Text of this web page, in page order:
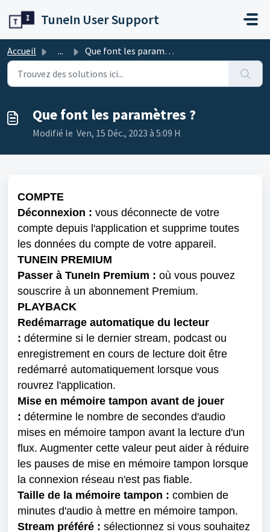
TuneIn User Support
Accueil ... Que font les paramètres ?
Que font les paramètres ?
Modifié le Ven, 15 Déc., 2023 à 5:09 H
COMPTE
Déconnexion : vous déconnecte de votre
compte depuis l'application et supprime toutes
les données du compte de votre appareil.
TUNEIN PREMIUM
Passer à TuneIn Premium : où vous pouvez
souscrire à un abonnement Premium.
PLAYBACK
Redémarrage automatique du lecteur
: détermine si le dernier stream, podcast ou
enregistrement en cours de lecture doit être
redémarré automatiquement lorsque vous
rouvrez l'application.
Mise en mémoire tampon avant de jouer
: détermine le nombre de secondes d'audio
mises en mémoire tampon avant la lecture d'un
flux. Augmenter cette valeur peut aider à réduire
les pauses de mise en mémoire tampon lorsque
la connexion réseau n'est pas fiable.
Taille de la mémoire tampon : combien de
minutes d'audio à mettre en mémoire tampon.
Stream préféré : sélectionnez si vous souhaitez